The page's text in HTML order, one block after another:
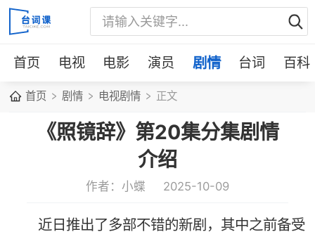
首页 电视 电影 演员 剧情 台词 百科
首页 剧情 电视剧情 正文
《照镜辞》第20集分集剧情
介绍
作者：小蝶 2025-10-09
近日推出了多部不错的新剧，其中之前备受